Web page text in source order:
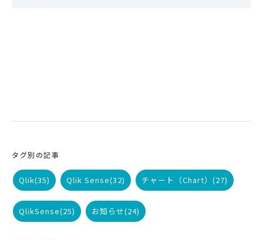
タグ別の記事
Qlik(35) Qlik Sense(32) チャート（Chart） (27)
QlikSense(25) お知らせ(24)